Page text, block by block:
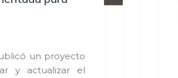
un proyecto
y actualizar el